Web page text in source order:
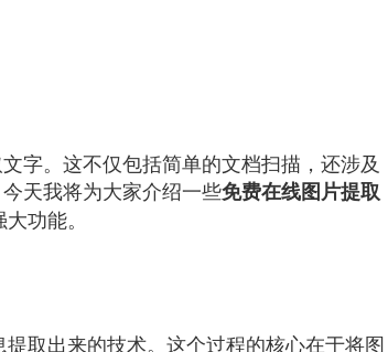
字。这不仅包括简单的文档扫描，还涉及
天我将为大家介绍一些免费在线图片提取
功能。
取出来的技术。这个过程的核心在于将图